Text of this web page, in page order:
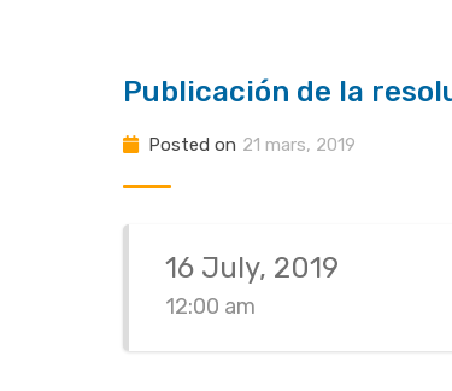
Publicación de la
Posted on 21 mars, 2019
16 July, 2019
12:00 am